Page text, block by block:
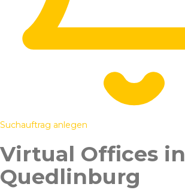
Suchauftrag anlegen
Virtual Offices in
Quedlinburg